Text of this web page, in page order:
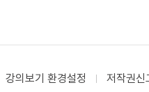
강의보기 환경설정 저작권신